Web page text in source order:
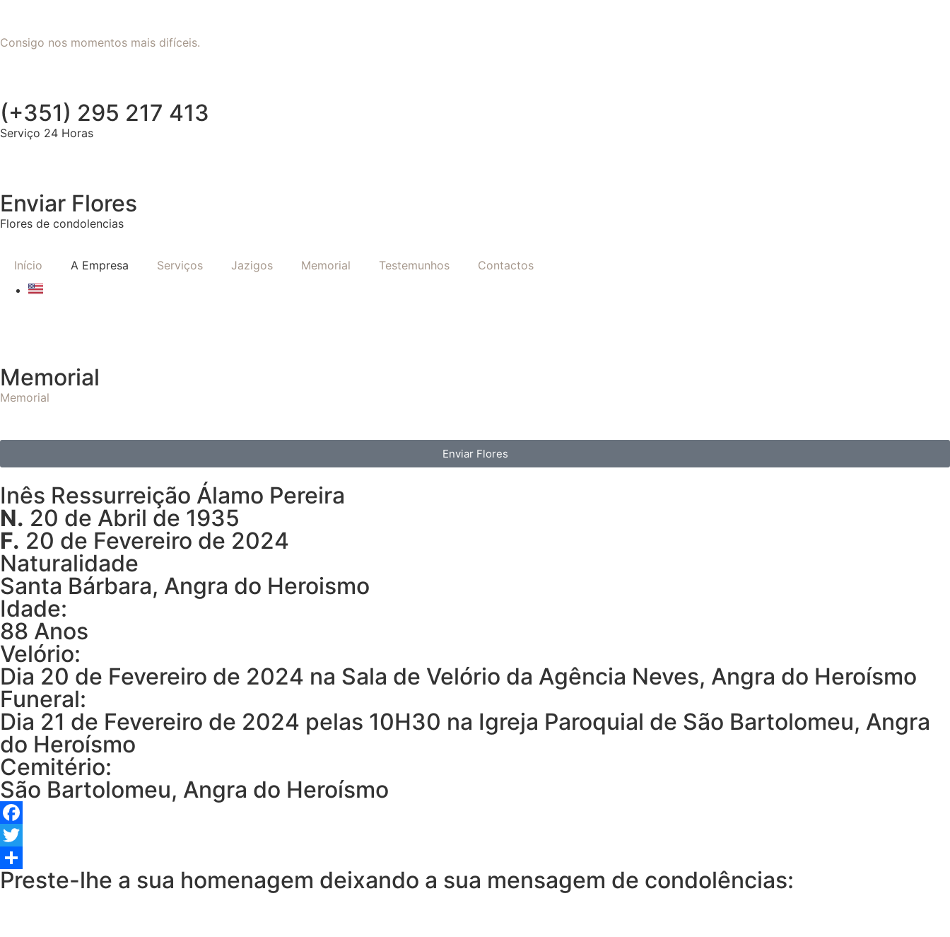
Consigo nos momentos mais difíceis.
(+351) 295 217 413
Serviço 24 Horas
Enviar Flores
Flores de condolencias
Início A Empresa Serviços Jazigos Memorial Testemunhos Contactos
Memorial
Memorial
Enviar Flores
Inês Ressurreição Álamo Pereira
N. 20 de Abril de 1935
F. 20 de Fevereiro de 2024
Naturalidade
Santa Bárbara, Angra do Heroismo
Idade:
88 Anos
Velório:
Dia 20 de Fevereiro de 2024 na Sala de Velório da Agência Neves, Angra do Heroísmo
Funeral:
Dia 21 de Fevereiro de 2024 pelas 10H30 na Igreja Paroquial de São Bartolomeu, Angra
do Heroísmo
Cemitério:
São Bartolomeu, Angra do Heroísmo
Facebook
Twitter
Share
Preste-lhe a sua homenagem deixando a sua mensagem de condolências: